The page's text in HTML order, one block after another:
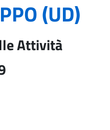
(UD)
Attività